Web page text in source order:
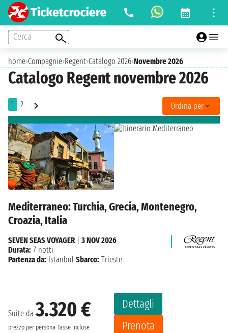
Cerca
home›Compagnie›Regent›Catalogo 2026›Novembre 2026
Catalogo Regent novembre 2026
1 2 Ordina per
Mediterraneo: Turchia, Grecia, Montenegro,
Croazia, Italia
Suite da3.320 €
prezzo per persona Tasse incluse
Dettagli
Prenota
SEVEN SEAS VOYAGER
3 NOV 2026
Durata: 7 notti
Partenza da: Istanbul Sbarco: Trieste